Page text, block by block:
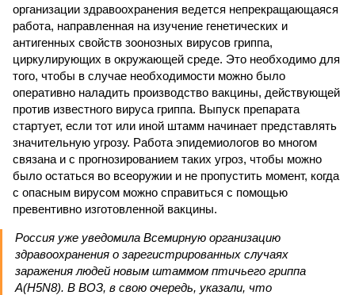
организации здравоохранения ведется непрекращающаяся
работа, направленная на изучение генетических и
антигенных свойств зоонозных вирусов гриппа,
циркулирующих в окружающей среде. Это необходимо для
того, чтобы в случае необходимости можно было
оперативно наладить производство вакцины, действующей
против известного вируса гриппа. Выпуск препарата
стартует, если тот или иной штамм начинает представлять
значительную угрозу. Работа эпидемиологов во многом
связана и с прогнозированием таких угроз, чтобы можно
было остаться во всеоружии и не пропустить момент, когда
с опасным вирусом можно справиться с помощью
превентивно изготовленной вакцины.
Россия уже уведомила Всемирную организацию
здравоохранения о зарегистрированных случаях
заражения людей новым штаммом птичьего гриппа
А(H5N8). В ВОЗ, в свою очередь, указали, что